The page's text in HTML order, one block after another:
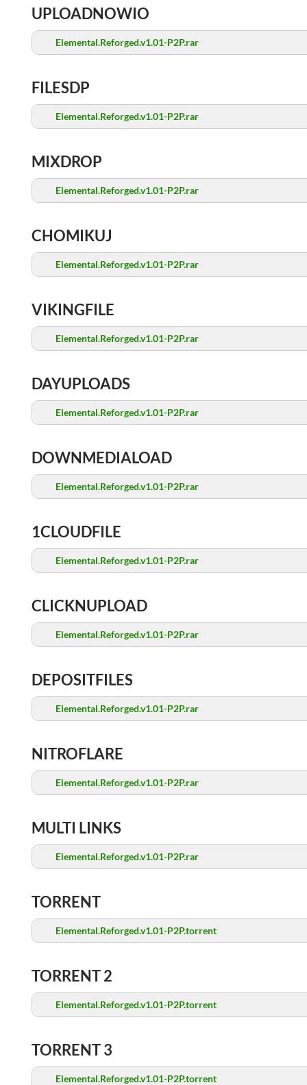
UPLOADNOWIO
Elemental.Reforged.v1.01-P2P.rar
FILESDP
Elemental.Reforged.v1.01-P2P.rar
MIXDROP
Elemental.Reforged.v1.01-P2P.rar
CHOMIKUJ
Elemental.Reforged.v1.01-P2P.rar
VIKINGFILE
Elemental.Reforged.v1.01-P2P.rar
DAYUPLOADS
Elemental.Reforged.v1.01-P2P.rar
DOWNMEDIALOAD
Elemental.Reforged.v1.01-P2P.rar
1CLOUDFILE
Elemental.Reforged.v1.01-P2P.rar
CLICKNUPLOAD
Elemental.Reforged.v1.01-P2P.rar
DEPOSITFILES
Elemental.Reforged.v1.01-P2P.rar
NITROFLARE
Elemental.Reforged.v1.01-P2P.rar
MULTI LINKS
Elemental.Reforged.v1.01-P2P.rar
TORRENT
Elemental.Reforged.v1.01-P2P.torrent
TORRENT 2
Elemental.Reforged.v1.01-P2P.torrent
TORRENT 3
Elemental.Reforged.v1.01-P2P.torrent